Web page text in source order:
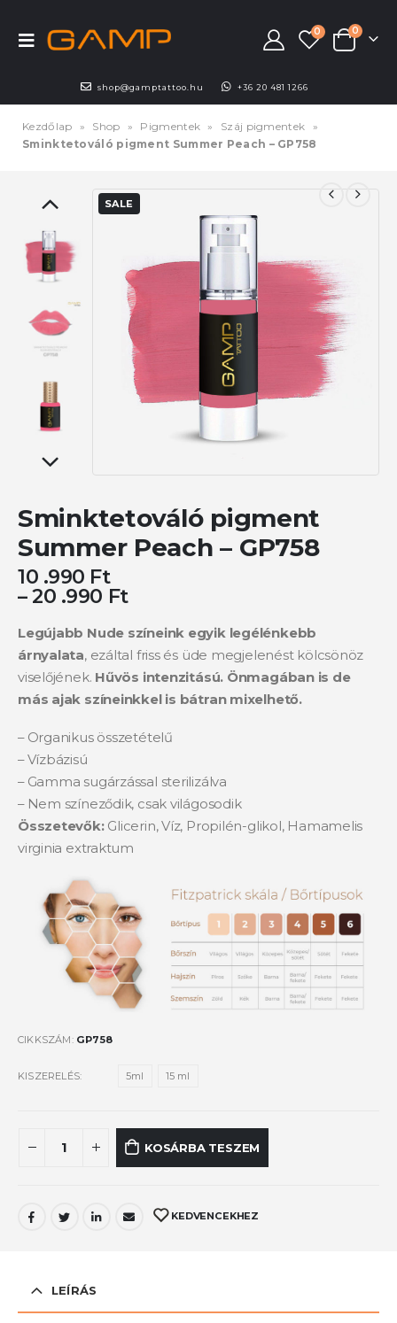
0 0
shop@gamptattoo.hu +36 20 481 1266
Kezdőlap » Shop » Pigmentek » Száj pigmentek
»
Sminktetováló pigment Summer Peach – GP758
SALE
Sminktetováló pigment
Summer Peach – GP758
10 .990 Ft
–20 .990 Ft
Legújabb Nude színeink egyik legélénkebb
árnyalata, ezáltal friss és üde megjelenést kölcsönöz
viselőjének. Hűvös intenzitású. Önmagában is de
más ajak színeinkkel is bátran mixelhető.
– Organikus összetételű
– Vízbázisú
– Gamma sugárzással sterilizálva
– Nem színeződik, csak világosodik
Összetevők:Glicerin, Víz, Propilén-glikol, Hamamelis
virginia extraktum
CIKKSZÁM: GP758
KISZERELÉS 5ml 15 ml
KOSÁRBA TESZEM
KEDVENCEKHEZ
LEÍRÁS